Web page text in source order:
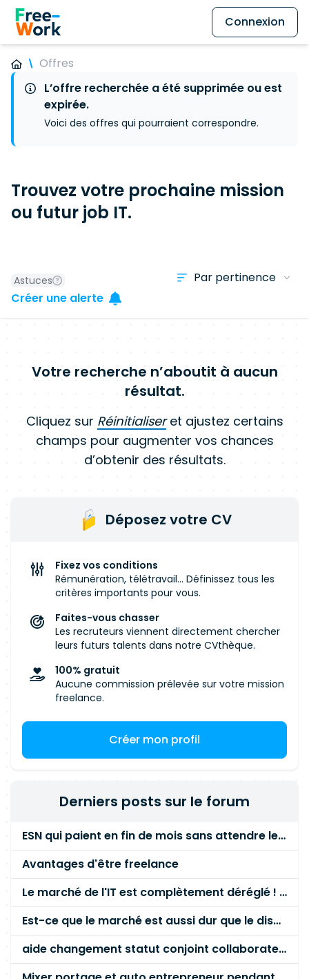
Connexion
Offres
L’offre recherchée a été supprimée ou est
expirée.
Voici des offres qui pourraient correspondre.
Trouvez votre prochaine mission
ou futur job IT.
Astuces
Créer une alerte
Votre recherche n’aboutit à aucun
résultat.
Cliquez sur Réinitialiseret ajustez certains
champs pour augmenter vos chances
d’obtenir des résultats.
Déposez votre CV
Fixez vos conditions
Rémunération, télétravail... Définissez tous les
critères importants pour vous.
Faites-vous chasser
Les recruteurs viennent directement chercher
leurs futurs talents dans notre CVthèque.
100% gratuit
Aucune commission prélevée sur votre mission
freelance.
Créer mon profil
Derniers posts sur le forum
ESN qui paient en fin de mois sans attendre le paiement client ?
Avantages d'être freelance
Le marché de l'IT est complètement déréglé ! STOP à cette mascarade ! Il faut s'unir et résister !
Est-ce que le marché est aussi dur que le disent les commerciaux ?
aide changement statut conjoint collaborateur